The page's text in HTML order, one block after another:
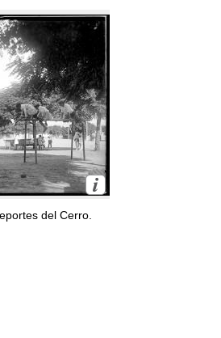
del Cerro.